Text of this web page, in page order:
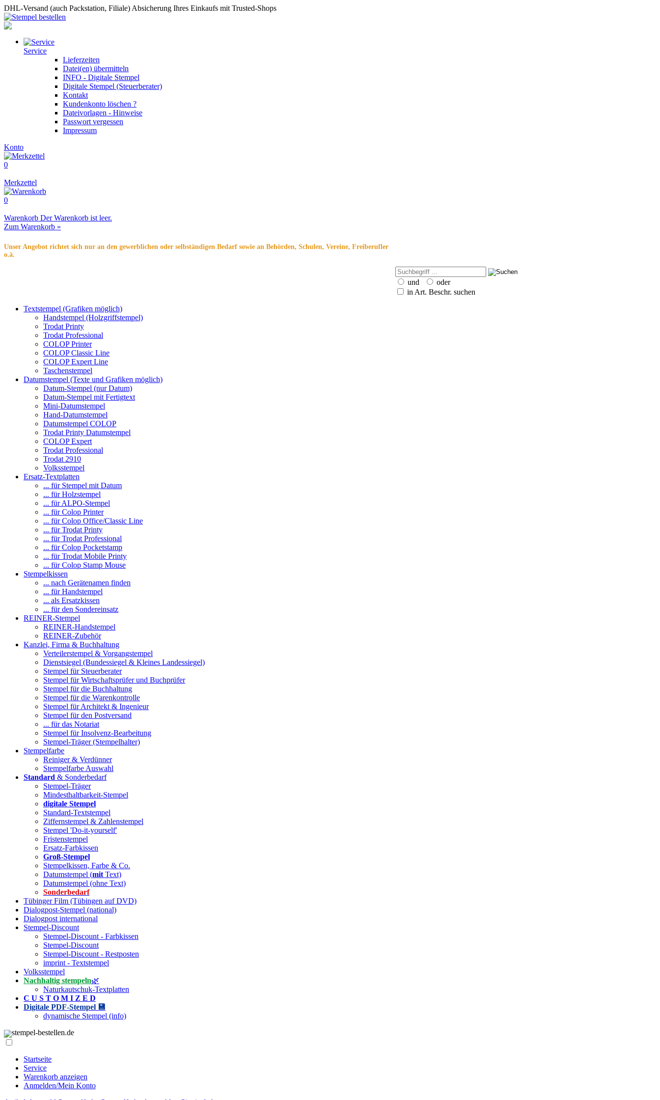
DHL-Versand (auch Packstation, Filiale) Absicherung Ihres Einkaufs mit Trusted-Shops
Service
Lieferzeiten
Datei(en) übermitteln
INFO - Digitale Stempel
Digitale Stempel (Steuerberater)
Kontakt
Kundenkonto löschen ?
Dateivorlagen - Hinweise
Passwort vergessen
Impressum
Konto
0
Merkzettel
0
Warenkorb Der Warenkorb ist leer.
Zum Warenkorb »
Unser Angebot richtet sich nur an den gewerblichen oder selbständigen Bedarf sowie an Behörden, Schulen, Vereine, Freiberufler
o.ä.
und
oder
in Art. Beschr. suchen
Textstempel (Grafiken möglich)
Handstempel (Holzgriffstempel)
Trodat Printy
Trodat Professional
COLOP Printer
COLOP Classic Line
COLOP Expert Line
Taschenstempel
Datumstempel (Texte und Grafiken möglich)
Datum-Stempel (nur Datum)
Datum-Stempel mit Fertigtext
Mini-Datumstempel
Hand-Datumstempel
Datumstempel COLOP
Trodat Printy Datumstempel
COLOP Expert
Trodat Professional
Trodat 2910
Volksstempel
Ersatz-Textplatten
... für Stempel mit Datum
... für Holzstempel
... für ALPO-Stempel
... für Colop Printer
... für Colop Office/Classic Line
... für Trodat Printy
... für Trodat Professional
... für Colop Pocketstamp
... für Trodat Mobile Printy
... für Colop Stamp Mouse
Stempelkissen
... nach Gerätenamen finden
... für Handstempel
... als Ersatzkissen
... für den Sondereinsatz
REINER-Stempel
REINER-Handstempel
REINER-Zubehör
Kanzlei, Firma & Buchhaltung
Verteilerstempel & Vorgangstempel
Dienstsiegel (Bundessiegel & Kleines Landessiegel)
Stempel für Steuerberater
Stempel für Wirtschaftsprüfer und Buchprüfer
Stempel für die Buchhaltung
Stempel für die Warenkontrolle
Stempel für Architekt & Ingenieur
Stempel für den Postversand
... für das Notariat
Stempel für Insolvenz-Bearbeitung
Stempel-Träger (Stempelhalter)
Stempelfarbe
Reiniger & Verdünner
Stempelfarbe Auswahl
Standard & Sonderbedarf
Stempel-Träger
Mindesthaltbarkeit-Stempel
digitale Stempel
Standard-Textstempel
Ziffernstempel & Zahlenstempel
Stempel 'Do-it-yourself'
Fristenstempel
Ersatz-Farbkissen
Groß-Stempel
Stempelkissen, Farbe & Co.
Datumstempel (mit Text)
Datumstempel (ohne Text)
Sonderbedarf
Tübinger Film (Tübingen auf DVD)
Dialogpost-Stempel (national)
Dialogpost international
Stempel-Discount
Stempel-Discount - Farbkissen
Stempel-Discount
Stempel-Discount - Restposten
imprint - Textstempel
Volksstempel
Nachhaltig stempeln🌿
Naturkautschuk-Textplatten
C U S T O M I Z E D
Digitale PDF-Stempel 💾
dynamische Stempel (info)
stempel-bestellen.de
Startseite
Service
Warenkorb anzeigen
Anmelden/Mein Konto